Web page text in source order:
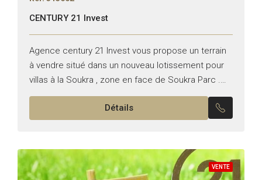
CENTURY 21 Invest
Agence century 21 Invest vous propose un terrain
à vendre situé dans un nouveau lotissement pour
villas à la Soukra , zone en face de Soukra Parc .
Titre individuel Superficie :...
Détails
VENTE